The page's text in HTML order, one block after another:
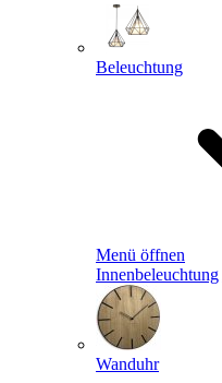
Beleuchtung
Menü öffnen
Innenbeleuchtung
Wanduhr